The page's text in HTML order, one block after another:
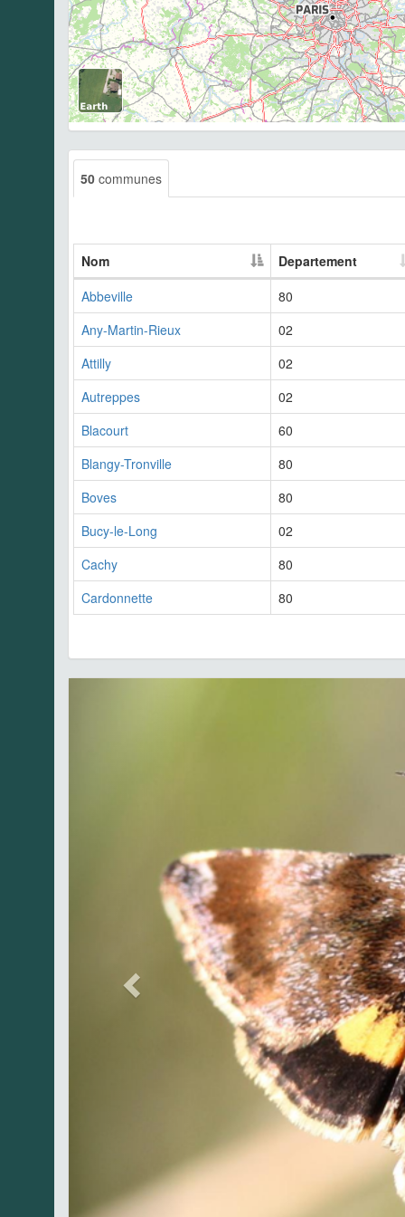
50 communes
Nom
Departement
Abbeville
80
Any-Martin-Rieux
02
Attilly
02
Autreppes
02
Blacourt
60
Blangy-Tronville
80
Boves
80
Bucy-le-Long
02
Cachy
80
Cardonnette
80